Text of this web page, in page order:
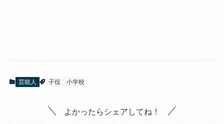
芸能人 子役 小学校
よかったらシェアしてね！